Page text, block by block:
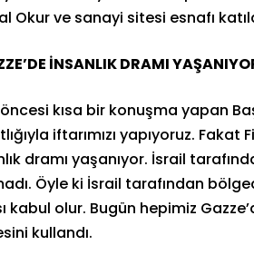
Okur ve sanayi sitesi esnafı
İNSANLIK DRAMI
kısa bir konuşma yapan
iftarımızı yapıyoruz.
dramı yaşanıyor. İsrail
Öyle ki İsrail tarafından
kabul olur. Bugün hepimiz
kullandı.